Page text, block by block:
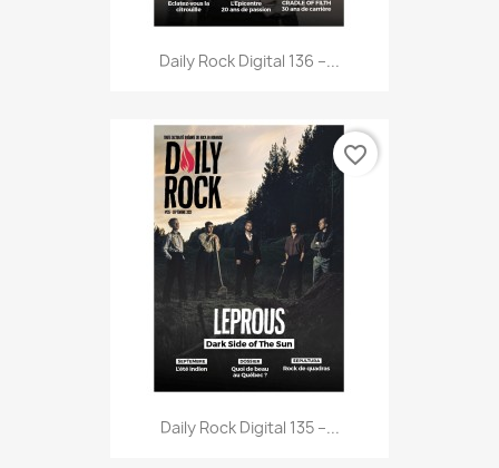
Daily Rock Digital 136 –...
Daily Rock Digital 135 –...
favorite_border